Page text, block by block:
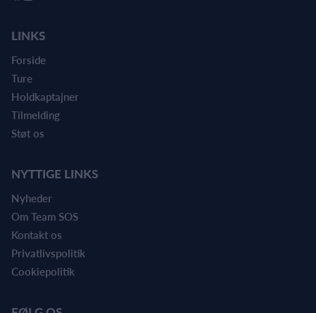
LINKS
Forside
Ture
Holdkaptajner
Tilmelding
Støt os
NYTTIGE LINKS
Nyheder
Om Team SOS
Kontakt os
Privatlivspolitik
Cookiepolitik